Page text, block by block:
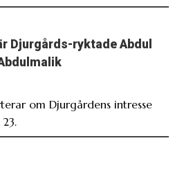
Djurgårds-ryktade Abdul
om Djurgårdens intresse